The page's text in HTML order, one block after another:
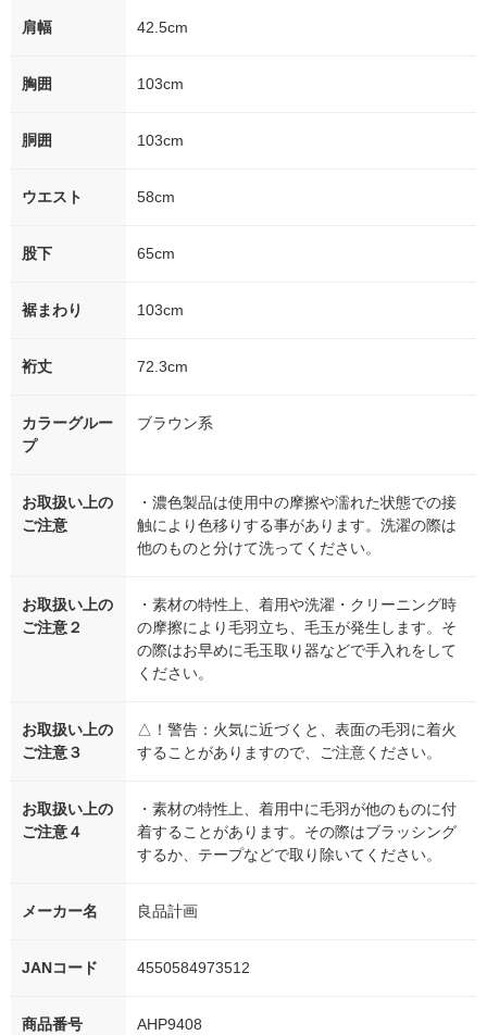
肩幅 42.5cm
胸囲 103cm
胴囲 103cm
ウエスト 58cm
股下 65cm
裾まわり 103cm
裄丈 72.3cm
カラーグルー
プ
ブラウン系
お取扱い上の
ご注意
・濃色製品は使用中の摩擦や濡れた状態での接
触により色移りする事があります。洗濯の際は
他のものと分けて洗ってください。
お取扱い上の
ご注意２
・素材の特性上、着用や洗濯・クリーニング時
の摩擦により毛羽立ち、毛玉が発生します。そ
の際はお早めに毛玉取り器などで手入れをして
ください。
お取扱い上の
ご注意３
△！警告：火気に近づくと、表面の毛羽に着火
することがありますので、ご注意ください。
お取扱い上の
ご注意４
・素材の特性上、着用中に毛羽が他のものに付
着することがあります。その際はブラッシング
するか、テープなどで取り除いてください。
メーカー名 良品計画
JANコード 4550584973512
商品番号 AHP9408